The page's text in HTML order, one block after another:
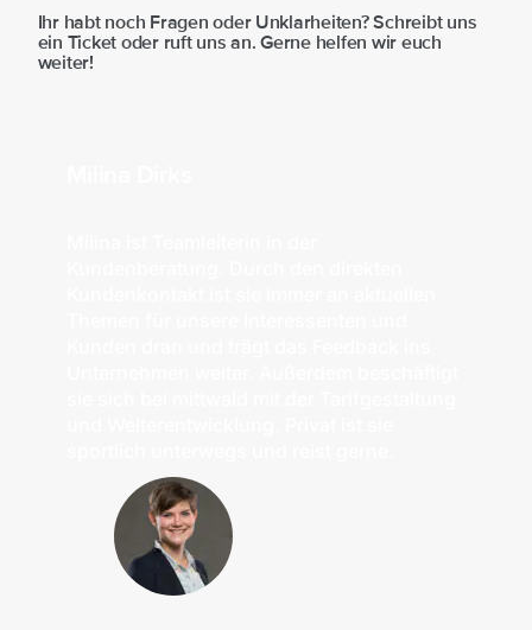
Ihr habt noch Fragen oder Unklarheiten? Schreibt uns
ein Ticket oder ruft uns an. Gerne helfen wir euch
weiter!